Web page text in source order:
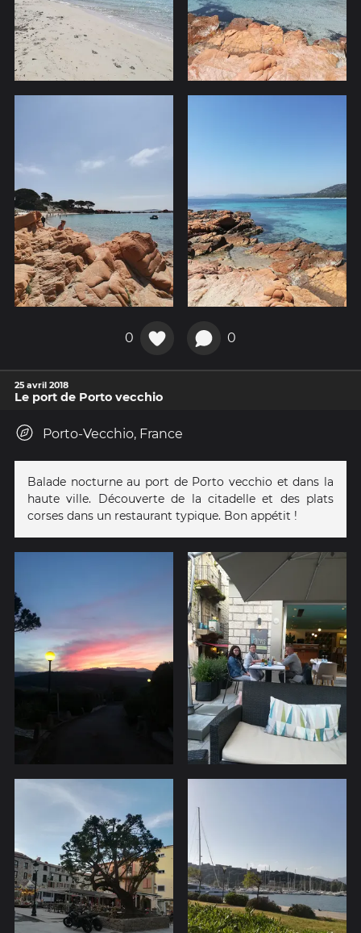
0 0
25 avril 2018
Le port de Porto vecchio
Porto-Vecchio, France
Balade nocturne au port de Porto vecchio et dans la
haute ville. Découverte de la citadelle et des plats
corses dans un restaurant typique. Bon appétit !